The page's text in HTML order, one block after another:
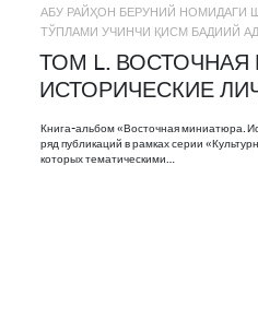
АБУ РАЙҲОН БЕРУНИЙ НОМИДАГИ
ТЎПЛАМИ УЧИНЧИ ҚИСМ БАДИИЙ
ТОМ L.
ИСТОРИЧЕСКИЕ
Книга-альбом «Восточная миниатюра.
ряд публикаций в рамках серии
которых тематическими…